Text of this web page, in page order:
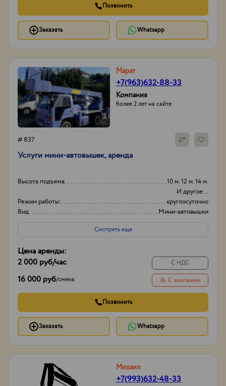
Позвонить
Заказать Whatsapp
Марат
+7(963)632-88-33
Компания
более 2 лет на сайте
# 837
Услуги мини-автовышек, аренда
Высота подъема
10 м. 12 м. 14 м.
И другое...
Режим работы:
круглосуточно
Вид
Мини-автовышки
Высота вышки
15
Смотреть еще
Цена аренды:
2 000 руб/час
16 000 руб/смена
С НДС
С экипажем
Позвонить
Заказать Whatsapp
Михаил
+7(993)632-48-33